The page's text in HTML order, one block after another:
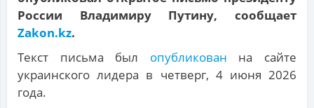
России Владимиру Путину, сообщает
Zakon.kz.
Текст письма был опубликован на сайте
украинского лидера в четверг, 4 июня 2026
года.